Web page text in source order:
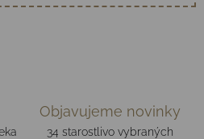
Objavujeme novinky
34 starostlivo vybraných